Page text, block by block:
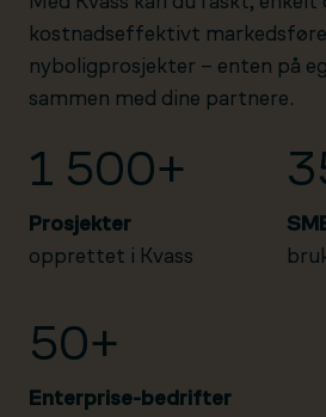
kostnadseffektivt markedsføre
nyboligprosjekter – enten på
sammen med dine partnere.
1 500+
Prosjekter
opprettet i Kvass
50+
Enterprise-bedrifter